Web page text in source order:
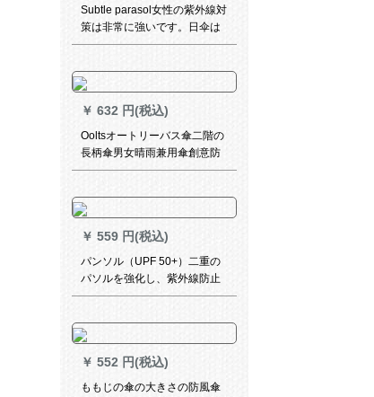
Subtle parasol女性の紫外線対
策は非常に強いです。日伞は
超軽いです。晴雨兼用傘を三
た傘TURE RETNDレット。
￥ 632 円(税込)
Ooltsオートリーバス傘二階の
長柄傘男女晴雨兼用傘創意防
風車免持式で、折りたたみ畳
￥ 559 円(税込)
パンソル（UPF 50+）二重の
パソルを強化し、紫外線防止
のためのものに、女神様の全
色の牡丹三つ折の晴雨兼用傘
と青のパソルを強化します。
￥ 552 円(税込)
ももじの傘の大きさの防風傘